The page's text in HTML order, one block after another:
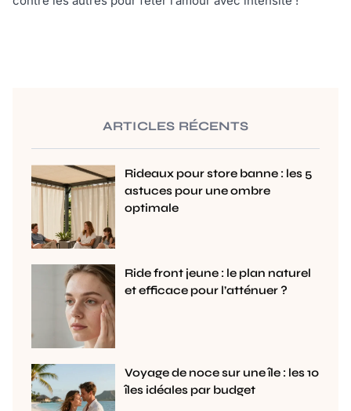
ARTICLES RÉCENTS
Rideaux pour store banne : les 5
astuces pour une ombre
optimale
Ride front jeune : le plan naturel
et efficace pour l’atténuer ?
Voyage de noce sur une île : les 10
îles idéales par budget